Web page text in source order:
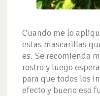
Cuando me lo
estas mascarillas
es. Se recomienda
rostro y luego
para que todos los
efecto y bueno eso